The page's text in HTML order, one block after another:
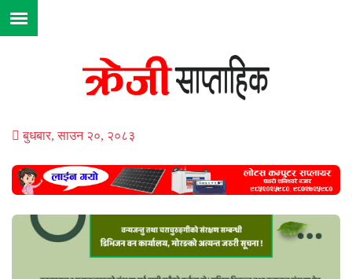
बुधबार, साउन २०, २०८३